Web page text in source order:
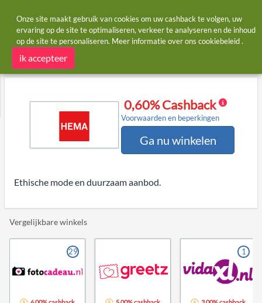
Startpagina Winkels HEMA
HEMA cashback
0,60% Cashback
Voorwaarden en beperkingen
Ga nu winkelen
Ethische mode en duurzaam aanbod.
Vergelijkbare winkels
29 1
Onze site maakt gebruik van cookies om uw cashback te volgen, uw
ervaring op de site te optimaliseren, verkeer te analyseren en de inhoud
op de site te personaliseren. Meer informatie over ons cookiebeleid.
ik accepteer